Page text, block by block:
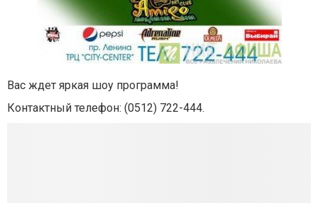
Вас ждет яркая шоу программа!
Контактный телефон: (0512) 722-444.